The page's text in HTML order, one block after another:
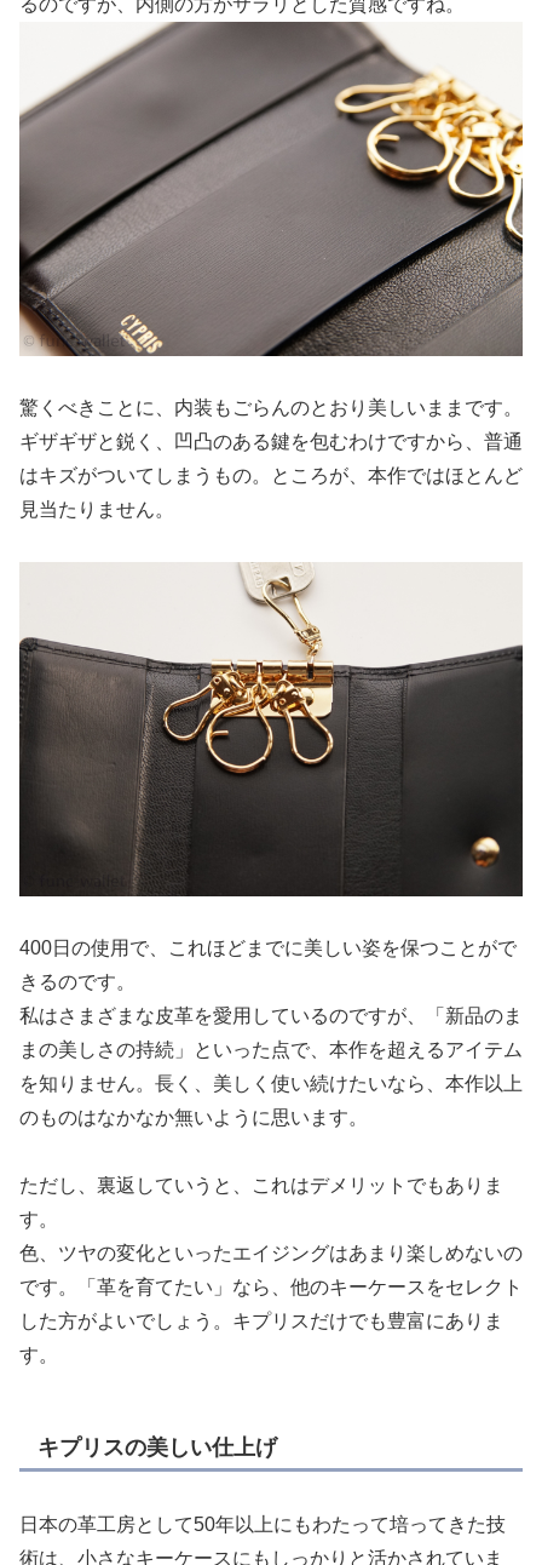
るのですが、内側の方がサラリとした質感ですね。
驚くべきことに、内装もごらんのとおり美しいままです。
ギザギザと鋭く、凹凸のある鍵を包むわけですから、普通
はキズがついてしまうもの。ところが、本作ではほとんど
見当たりません。
400日の使用で、これほどまでに美しい姿を保つことがで
きるのです。
私はさまざまな皮革を愛用しているのですが、「新品のま
まの美しさの持続」といった点で、本作を超えるアイテム
を知りません。長く、美しく使い続けたいなら、本作以上
のものはなかなか無いように思います。
ただし、裏返していうと、これはデメリットでもありま
す。
色、ツヤの変化といったエイジングはあまり楽しめないの
です。「革を育てたい」なら、他のキーケースをセレクト
した方がよいでしょう。キプリスだけでも豊富にありま
す。
キプリスの美しい仕上げ
日本の革工房として50年以上にもわたって培ってきた技
術は、小さなキーケースにもしっかりと活かされていま